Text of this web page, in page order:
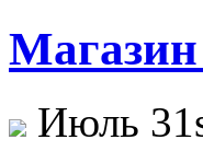
Июль